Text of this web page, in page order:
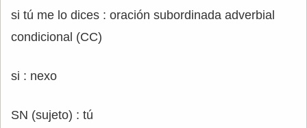
si tú me lo dices : oración subordinada adverbial
condicional (CC)
si : nexo
SN (sujeto) : tú